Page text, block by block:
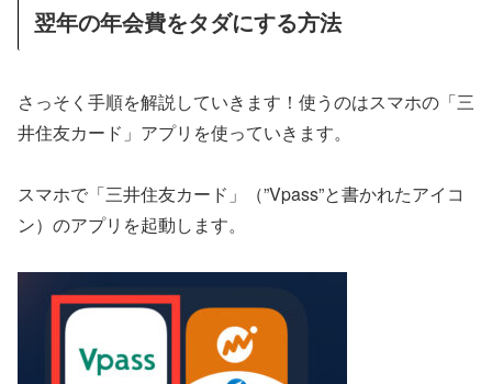
翌年の年会費をタダにする方法
さっそく手順を解説していきます！使うのはスマホの「三
井住友カード」アプリを使っていきます。
スマホで「三井住友カード」（”Vpass”と書かれたアイコ
ン）のアプリを起動します。